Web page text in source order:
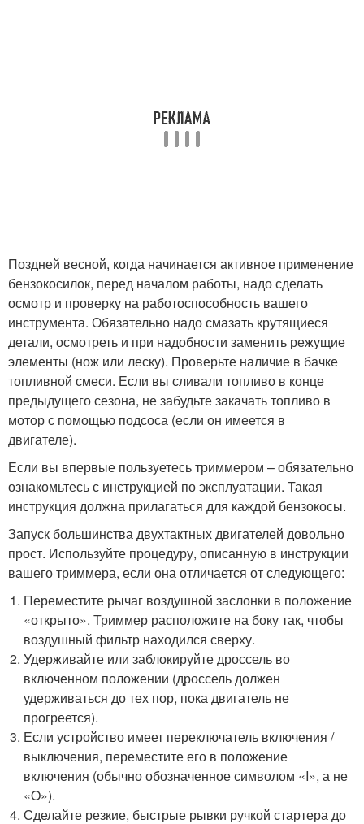
Поздней весной, когда начинается активное применение
бензокосилок, перед началом работы, надо сделать
осмотр и проверку на работоспособность вашего
инструмента. Обязательно надо смазать крутящиеся
детали, осмотреть и при надобности заменить режущие
элементы (нож или леску). Проверьте наличие в бачке
топливной смеси. Если вы сливали топливо в конце
предыдущего сезона, не забудьте закачать топливо в
мотор с помощью подсоса (если он имеется в
двигателе).
Если вы впервые пользуетесь триммером – обязательно
ознакомьтесь с инструкцией по эксплуатации. Такая
инструкция должна прилагаться для каждой бензокосы.
Запуск большинства двухтактных двигателей довольно
прост. Используйте процедуру, описанную в инструкции
вашего триммера, если она отличается от следующего:
Переместите рычаг воздушной заслонки в положение
«открыто». Триммер расположите на боку так, чтобы
воздушный фильтр находился сверху.
Удерживайте или заблокируйте дроссель во
включенном положении (дроссель должен
удерживаться до тех пор, пока двигатель не
прогреется).
Если устройство имеет переключатель включения /
выключения, переместите его в положение
включения (обычно обозначенное символом «I», а не
«O»).
Сделайте резкие, быстрые рывки ручкой стартера до